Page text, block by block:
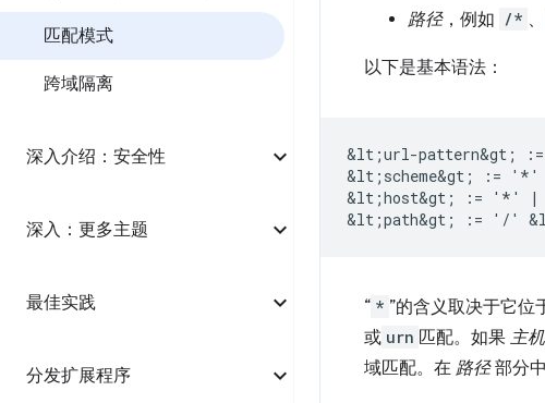
匹配模式
跨域隔离
深入介绍：安全性
深入：更多主题
最佳实践
分发扩展程序
路径，例如 /* 、
以下是基本语法：
&lt;url-pattern&gt; :=
&lt;scheme&gt;
&lt;host&gt; := '*' |
“ * ”的含义取决于它位
或 urn 匹配。如果 主机
域匹配。在 路径部分